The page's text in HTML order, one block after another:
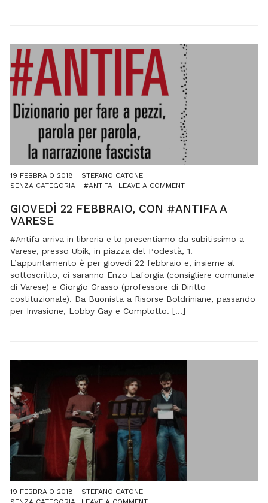
19 FEBBRAIO 2018
STEFANO CATONE
SENZA CATEGORIA
#ANTIFA LEAVE A COMMENTON
22
FEBBRAIO,
#ANTIFA
VARESE
GIOVEDÌ 22 FEBBRAIO, CON #ANTIFA A
VARESE
#Antifa arriva in libreria e lo presentiamo da subitissimo a
Varese, presso Ubik, in piazza del Podestà, 1.
L’appuntamento è per giovedì 22 febbraio e, insieme al
sottoscritto, ci saranno Enzo Laforgia (consigliere comunale
di Varese) e Giorgio Grasso (professore di Diritto
costituzionale). Da Buonista a Risorse Boldriniane, passando
per Invasione, Lobby Gay e Complotto. […]
19 FEBBRAIO 2018
STEFANO CATONE
ON